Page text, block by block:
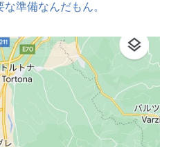
準備なんだもん。